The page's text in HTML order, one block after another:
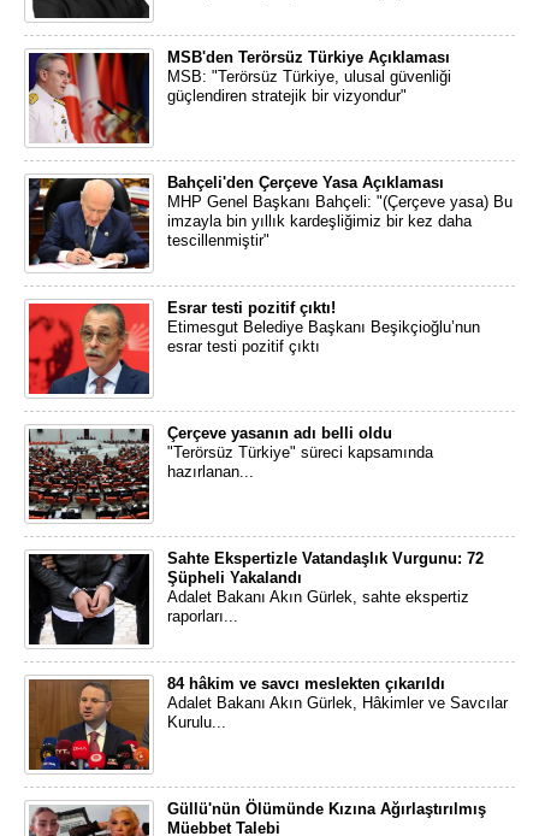
MSB'den Terörsüz Türkiye Açıklaması
MSB: "Terörsüz Türkiye, ulusal güvenliği
güçlendiren stratejik bir vizyondur"
Bahçeli'den Çerçeve Yasa Açıklaması
MHP Genel Başkanı Bahçeli: "(Çerçeve yasa) Bu
imzayla bin yıllık kardeşliğimiz bir kez daha
tescillenmiştir"
Esrar testi pozitif çıktı!
Etimesgut Belediye Başkanı Beşikçioğlu’nun
esrar testi pozitif çıktı
Çerçeve yasanın adı belli oldu
"Terörsüz Türkiye" süreci kapsamında
hazırlanan...
Sahte Ekspertizle Vatandaşlık Vurgunu: 72
Şüpheli Yakalandı
Adalet Bakanı Akın Gürlek, sahte ekspertiz
raporları...
84 hâkim ve savcı meslekten çıkarıldı
Adalet Bakanı Akın Gürlek, Hâkimler ve Savcılar
Kurulu...
Güllü'nün Ölümünde Kızına Ağırlaştırılmış
Müebbet Talebi